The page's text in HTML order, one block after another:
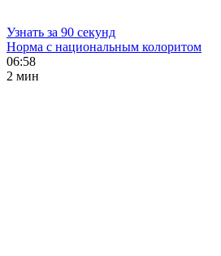
Узнать за 90 секунд
Норма с национальным колоритом
06:58
2 мин